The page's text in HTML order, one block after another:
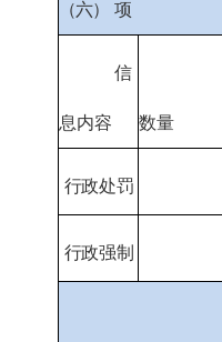
（六） 项
信
息内容 数量
行政处罚
行政强制